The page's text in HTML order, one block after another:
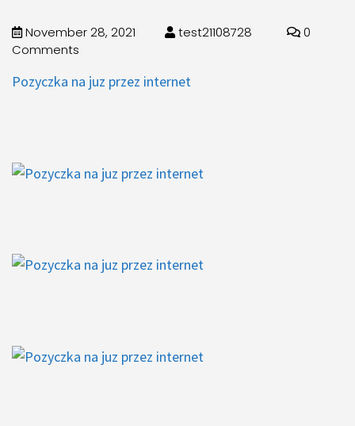
November 28, 2021 test21108728
0
Comments
Pozyczka na juz przez internet